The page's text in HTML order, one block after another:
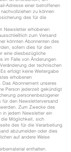
Adresse einer betroffenen
zu können
des für die
Newsletter erhobenen
zum Versand
könnten Abonnenten des
sofern dies für den
eine diesbezügliche
im Falle von Änderungen
der technischen
erfolgt keine Weitergabe
erhobenen
Abonnement unseres
Person jederzeit gekündigt
personenbezogener
für den Newsletterversand
Zum Zwecke des
in jedem Newsletter ein
Möglichkeit, sich
des für die Verarbeitung
abzumelden oder dies
auf andere Weise
enthalten.